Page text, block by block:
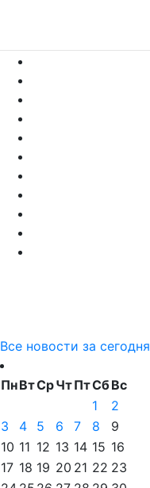
Все новости за сегодня
ПнВтСрЧтПтСбВс
1
2
3
4 5 6 7 8
9
10 11 12 13 14 15 16
17 18 19 20 21 22 23